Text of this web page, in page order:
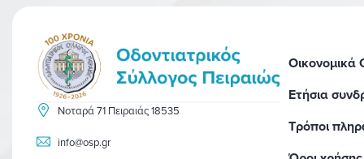
Νοταρά 71 Πειραιάς 18535
info@osp.gr
Οικονομικά
Ετήσια
Τρόποι